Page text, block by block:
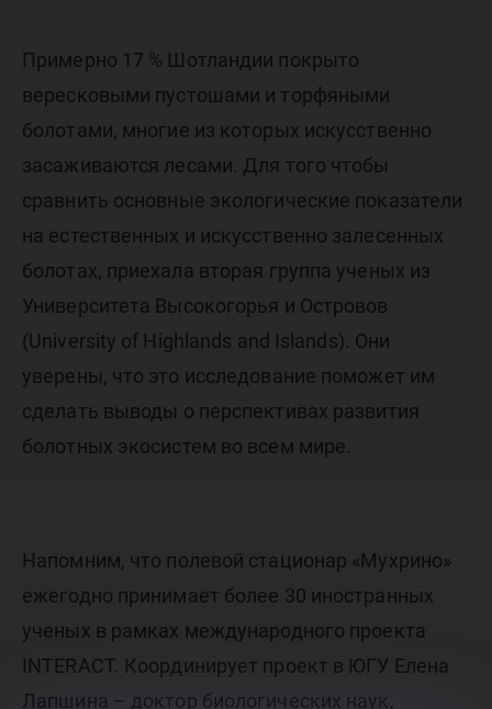
Примерно 17 % Шотландии покрыто
вересковыми пустошами и торфяными
болотами, многие из которых искусственно
засаживаются лесами. Для того чтобы
сравнить основные экологические показатели
на естественных и искусственно залесенных
болотах, приехала вторая группа ученых из
Университета Высокогорья и Островов
(University of Highlands and Islands). Они
уверены, что это исследование поможет им
сделать выводы о перспективах развития
болотных экосистем во всем мире.
Напомним, что полевой стационар «Мухрино»
ежегодно принимает более 30 иностранных
ученых в рамках международного проекта
INTERACT. Координирует проект в ЮГУ Елена
Лапшина – доктор биологических наук,